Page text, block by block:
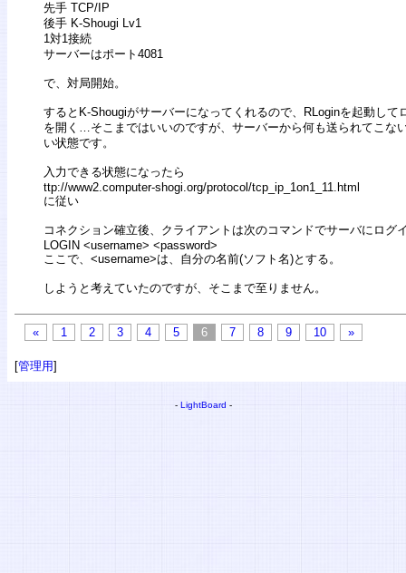
先手 TCP/IP
後手 K-Shougi Lv1
1対1接続
サーバーはポート4081
で、対局開始。
するとK-Shougiがサーバーになってくれるので、RLoginを起動して
を開く…そこまではいいのですが、サーバーから何も送られてこな
い状態です。
入力できる状態になったら
ttp://www2.computer-shogi.org/protocol/tcp_ip_1on1_11.html
に従い
コネクション確立後、クライアントは次のコマンドでサーバにログ
LOGIN <username> <password>
ここで、<username>は、自分の名前(ソフト名)とする。
しようと考えていたのですが、そこまで至りません。
« 1 2 3 4 5 6 7 8 9 10 »
[管理用]
- LightBoard -